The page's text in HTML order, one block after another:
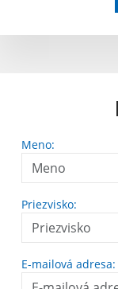
Meno:
Priezvisko:
E-mailová adresa: